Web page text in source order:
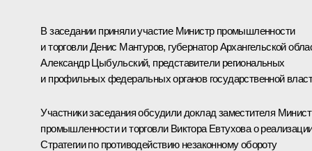
В заседании приняли участие Министр промышленности
и торговлиДенис Мантуров, губернатор Архангельской
Александр Цыбульский, представители региональных
и профильных федеральных органов государственной
Участники заседания обсудили доклад заместителя
промышленности и торговли Виктора Евтухова о
Стратегии по противодействию незаконному обороту